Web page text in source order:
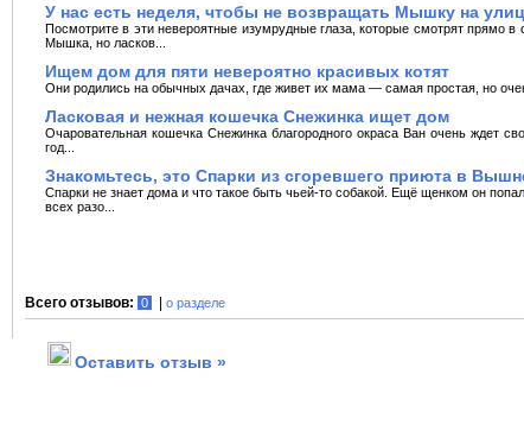
У нас есть неделя, чтобы не возвращать Мышку на
Посмотрите в эти невероятные изумрудные глаза, которые смотрят прямо
Мышка, но ласков...
Ищем дом для пяти невероятно красивых котят
Они родились на обычных дачах, где живет их мама — самая простая, но
Ласковая и нежная кошечка Снежинка ищет дом
Очаровательная кошечка Снежинка благородного окраса Ван очень ждет
год...
Знакомьтесь, это Спарки из сгоревшего приюта в
Спарки не знает дома и что такое быть чьей-то собакой. Ещё щенком он
всех разо...
Всего отзывов: 0 | о разделе
Оставить отзыв »